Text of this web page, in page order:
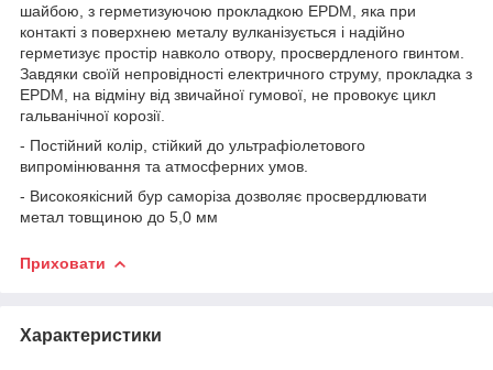
шайбою, з герметизуючою прокладкою EPDM, яка при
контакті з поверхнею металу вулканізується і надійно
герметизує простір навколо отвору, просвердленого гвинтом.
Завдяки своїй непровідності електричного струму, прокладка з
EPDM, на відміну від звичайної гумової, не провокує цикл
гальванічної корозії.
- Постійний колір, стійкий до ультрафіолетового
випромінювання та атмосферних умов.
- Високоякісний бур саморіза дозволяє просвердлювати
метал товщиною до 5,0 мм
Приховати
Характеристики